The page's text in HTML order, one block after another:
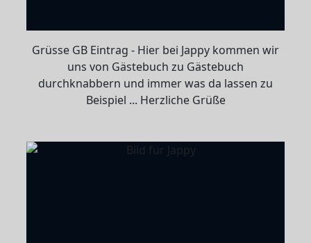
Grüsse GB Eintrag - Hier bei Jappy kommen wir
uns von Gästebuch zu Gästebuch
durchknabbern und immer was da lassen zu
Beispiel ... Herzliche Grüße